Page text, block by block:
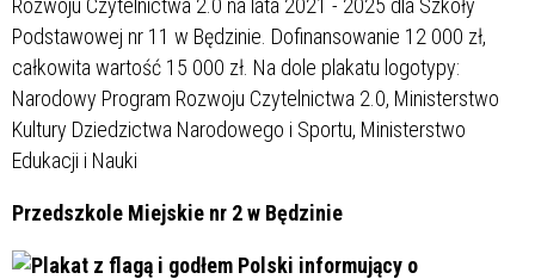
Przedszkole Miejskie nr 2 w Będzinie